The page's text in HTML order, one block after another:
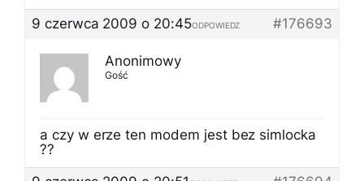
9 czerwca 2009 o 20:45
#176693
ODPOWIEDZ
Anonimowy
Gość
a czy w erze ten modem jest bez simlocka
??